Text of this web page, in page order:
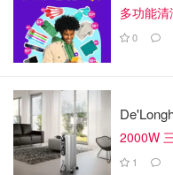
多功能清
0
2000W
1